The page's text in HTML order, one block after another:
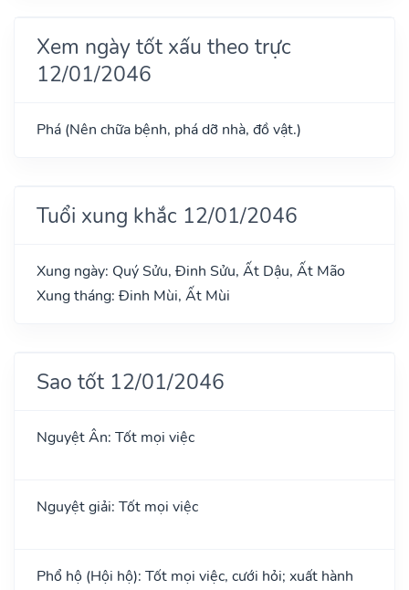
Xem ngày tốt xấu theo trực
12/01/2046
Phá (Nên chữa bệnh, phá dỡ nhà, đồ vật.)
Tuổi xung khắc 12/01/2046
Xung ngày: Quý Sửu, Đinh Sửu, Ất Dậu, Ất Mão
Xung tháng: Đinh Mùi, Ất Mùi
Sao tốt 12/01/2046
Nguyệt Ân: Tốt mọi việc
Nguyệt giải: Tốt mọi việc
Phổ hộ (Hội hộ): Tốt mọi việc, cưới hỏi; xuất hành